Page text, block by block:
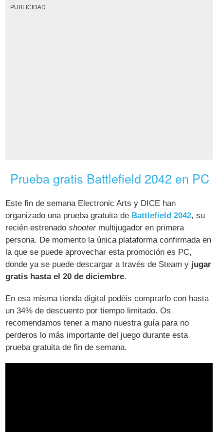
PUBLICIDAD
Prueba gratis Battlefield 2042 en PC
Este fin de semana Electronic Arts y DICE han
organizado una prueba gratuita de Battlefield 2042, su
recién estrenadoshootermultijugador en primera
persona. De momento la única plataforma confirmada en
la que se puede aprovechar esta promoción es PC,
donde ya se puede descargar a través de Steam y jugar
gratis hasta el 20 de diciembre.
En esa misma tienda digital podéis comprarlo con hasta
un 34% de descuento por tiempo limitado. Os
recomendamos tener a mano nuestra guía para no
perderos lo más importante del juego durante esta
prueba gratuita de fin de semana.